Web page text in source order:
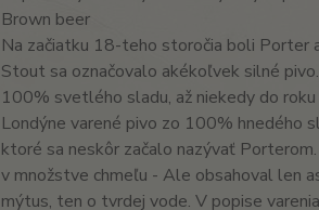
Brown beer
Na začiatku 18-teho storočia boli Porter
Stout sa označovalo akékoľvek silné
100% svetlého sladu, až niekedy do
Londýne varené pivo zo 100%
ktoré sa neskôr začalo nazývať
v množstve chmeľu - Ale obsahoval len
mýtus, ten o tvrdej vode. V popise